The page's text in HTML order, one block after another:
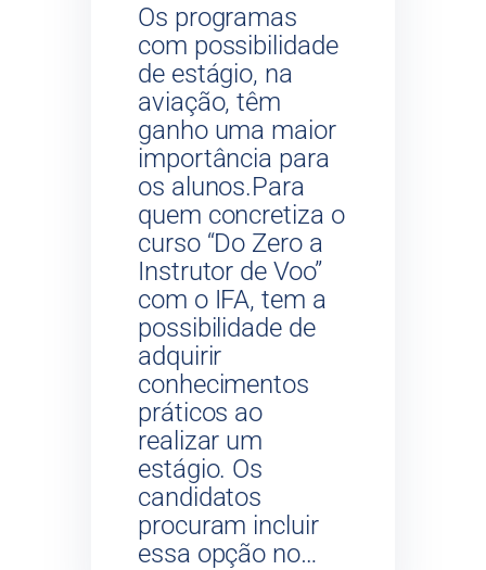
Os programas
com possibilidade
de estágio, na
aviação, têm
ganho uma maior
importância para
os alunos.Para
quem concretiza o
curso “Do Zero a
Instrutor de Voo”
com o IFA, tem a
possibilidade de
adquirir
conhecimentos
práticos ao
realizar um
estágio. Os
candidatos
procuram incluir
essa opção no…